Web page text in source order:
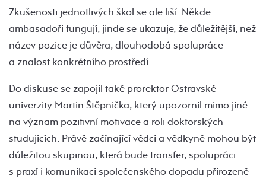
Zkušenosti jednotlivých škol se ale liší. Někde
ambasadoři fungují, jinde se ukazuje, že důležitější, než
název pozice je důvěra, dlouhodobá spolupráce
a znalost konkrétního prostředí.
Do diskuse se zapojil také prorektor Ostravské
univerzity Martin Štěpnička, který upozornil mimo jiné
na význam pozitivní motivace a roli doktorských
studujících. Právě začínající vědci a vědkyně mohou být
důležitou skupinou, která bude transfer, spolupráci
s praxí i komunikaci společenského dopadu přirozeně